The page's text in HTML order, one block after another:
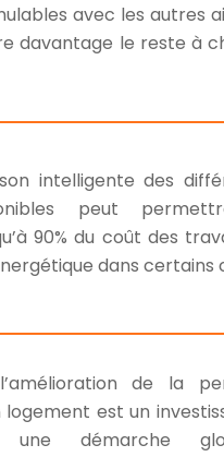
avec les autres
davantage le reste à
intelligente des
peut
90% du coût des
dans certains
de la
logement est un
une démarche